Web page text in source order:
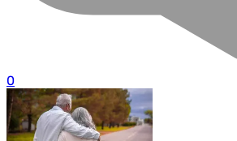
0